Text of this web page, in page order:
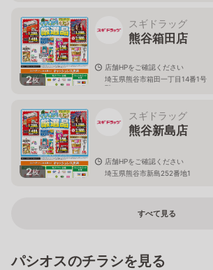
2枚
スギドラッグ
熊谷箱田店
店舗HPをご確認ください
埼玉県熊谷市箱田一丁目14番1号
階
2枚
スギドラッグ
熊谷新島店
店舗HPをご確認ください
埼玉県熊谷市新島252番地1
すべて見る
パシオスのチラシを見る